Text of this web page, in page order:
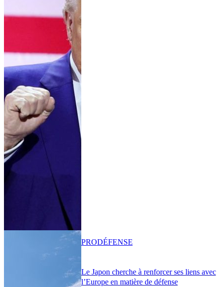
Le Japon cherche à renforcer ses liens avec
l’Europe en matière de défense
PRODÉFENSE